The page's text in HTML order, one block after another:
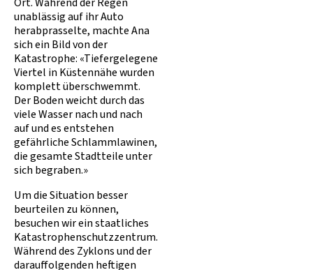
unablässig auf ihr Auto
herabprasselte, machte Ana
sich ein Bild von der
Katastrophe: «Tiefergelegene
Viertel in Küstennähe wurden
komplett überschwemmt.
Der Boden weicht durch das
viele Wasser nach und nach
auf und es entstehen
gefährliche Schlammlawinen,
die gesamte Stadtteile unter
sich begraben.»
Um die Situation besser
beurteilen zu können,
besuchen wir ein staatliches
Katastrophenschutzzentrum.
Während des Zyklons und der
darauffolgenden heftigen